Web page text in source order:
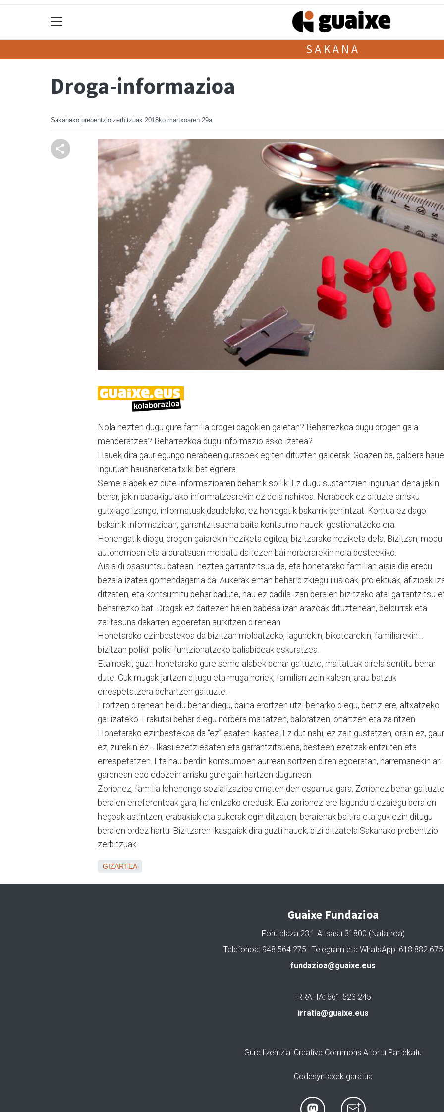
SAKANA
Droga-informazioa
Sakanako prebentzio zerbitzuak 2018ko martxoaren 29a
Nola hezten dugu gure familia drogei dagokien gaietan? Beharrezkoa dugu drogen gaia
menderatzea? Beharrezkoa dugu informazio asko izatea?
Hauek dira gaur egungo nerabeen gurasoek egiten dituzten galderak. Goazen ba, galdera
inguruan hausnarketa txiki bat egitera.
Seme alabek ez dute informazioaren beharrik soilik. Ez dugu sustantzien inguruan dena jakin
behar, jakin badakigulako informatzearekin ez dela nahikoa. Nerabeek ez dituzte arrisku
gutxiago izango, informatuak daudelako, ez horregatik bakarrik behintzat. Kontua ez dago
bakarrik informazioan, garrantzitsuena baita kontsumo hauek gestionatzeko era.
Honengatik diogu, drogen gaiarekin heziketa egitea, bizitzarako heziketa dela. Bizitzan, modu
autonomoan eta arduratsuan moldatu daitezen bai norberarekin nola besteekiko.
Aisialdi osasuntsu batean heztea garrantzitsua da, eta honetarako familian aisialdia eredu
bezala izatea gomendagarria da. Aukerak eman behar dizkiegu ilusioak, proiektuak, afizioak
ditzaten, eta kontsumitu behar badute, hau ez dadila izan beraien bizitzako atal garrantzitsu
beharrezko bat. Drogak ez daitezen haien babesa izan arazoak dituztenean, beldurrak eta
zailtasuna dakarren egoeretan aurkitzen direnean.
Honetarako ezinbestekoa da bizitzan moldatzeko, lagunekin, bikotearekin, familiarekin…
bizitzan poliki- poliki funtzionatzeko baliabideak eskuratzea.
Eta noski, guzti honetarako gure seme alabek behar gaituzte, maitatuak direla sentitu behar
dute. Guk mugak jartzen ditugu eta muga horiek, familian zein kalean, arau batzuk
errespetatzera behartzen gaituzte.
Erortzen direnean heldu behar diegu, baina erortzen utzi beharko diegu, berriz ere, altxatzeko
gai izateko. Erakutsi behar diegu norbera maitatzen, baloratzen, onartzen eta zaintzen.
Honetarako ezinbestekoa da “ez” esaten ikastea. Ez dut nahi, ez zait gustatzen, orain ez, gaur
ez, zurekin ez… Ikasi ezetz esaten eta garrantzitsuena, besteen ezetzak entzuten eta
errespetatzen. Eta hau berdin kontsumoen aurrean sortzen diren egoeratan, harremanekin ari
garenean edo edozein arrisku gure gain hartzen dugunean.
Zorionez, familia lehenengo sozializazioa ematen den esparrua gara. Zorionez behar
beraien erreferenteak gara, haientzako ereduak. Eta zorionez ere lagundu diezaiegu beraien
hegoak astintzen, erabakiak eta aukerak egin ditzaten, beraienak baitira eta guk ezin ditugu
beraien ordez hartu. Bizitzaren ikasgaiak dira guzti hauek, bizi ditzatela!Sakanako prebentzio
zerbitzuak
GIZARTEA
Guaixe Fundazioa
Foru plaza 23,1 Altsasu 31800 (Nafarroa)
Telefonoa: 948 564 275 | Telegram eta WhatsApp: 618 882 675
fundazioa@guaixe.eus
IRRATIA: 661 523 245
irratia@guaixe.eus
Gure lizentzia: Creative Commons Aitortu Partekatu
Codesyntaxek garatua